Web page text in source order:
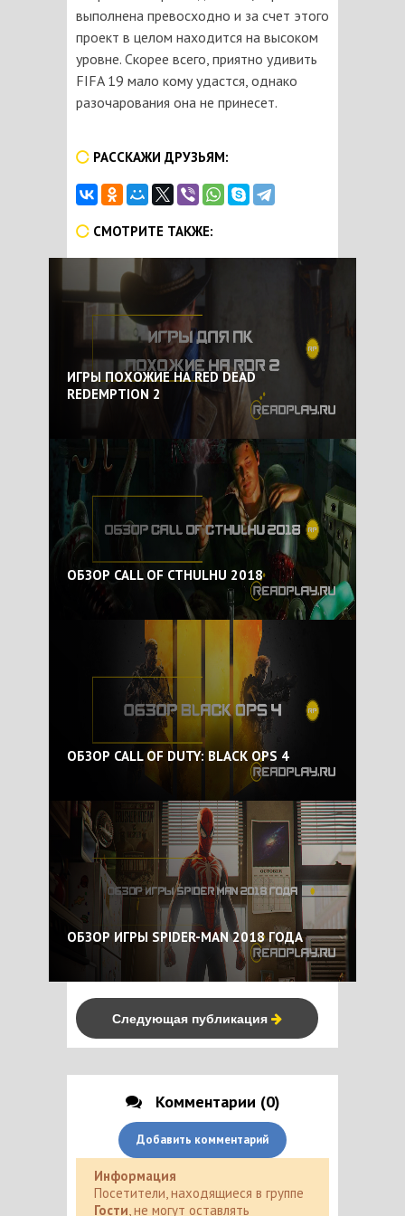
выполнена превосходно и за счет этого
проект в целом находится на высоком
уровне. Скорее всего, приятно удивить
FIFA 19 мало кому удастся, однако
разочарования она не принесет.
РАССКАЖИ ДРУЗЬЯМ:
СМОТРИТЕ ТАКЖЕ:
ИГРЫ ПОХОЖИЕ НА RED DEAD
REDEMPTION 2
ОБЗОР CALL OF CTHULHU 2018
ОБЗОР CALL OF DUTY: BLACK OPS 4
ОБЗОР ИГРЫ SPIDER-MAN 2018 ГОДА
Следующая публикация
Комментарии (0)
Добавить комментарий
Информация
Посетители, находящиеся в группе
Гости, не могут оставлять